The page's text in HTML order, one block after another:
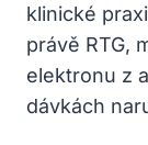
klinické
právě RTG,
elektronu z
dávkách